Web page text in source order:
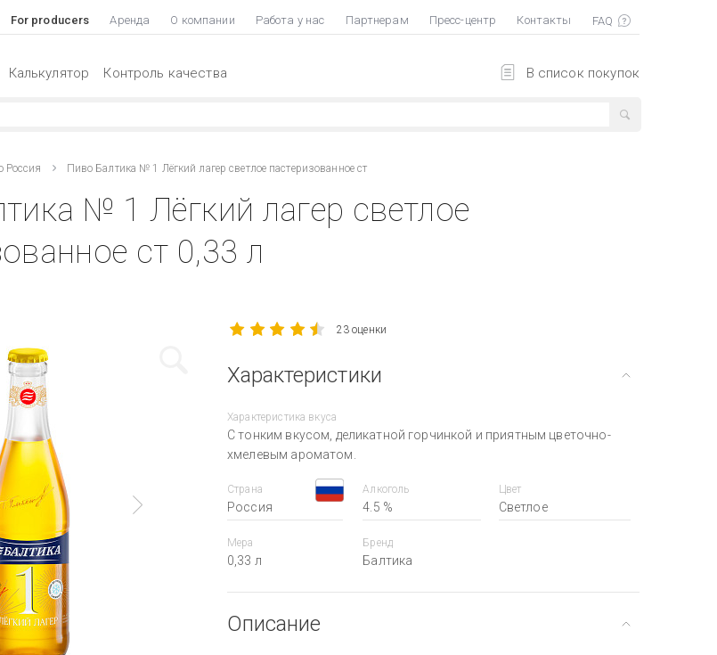
For producers Аренда О компании Работа у нас Партнерам Пресс-центр Контакты
В список покупок
Калькулятор Контроль качества
Россия Пиво Балтика № 1 Лёгкий лагер светлое пастеризованное ст
№ 1 Лёгкий лагер светлое
ст 0,33 л
23 оценки
Характеристики
Характеристика вкуса
С тонким вкусом, деликатной горчинкой и приятным цветочно-
хмелевым ароматом.
Страна
Россия
Алкоголь
4.5 %
Цвет
Светлое
Мера
0,33 л
Бренд
Балтика
Описание